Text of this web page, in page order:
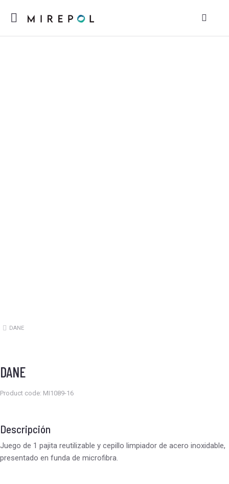
Estás aquí:
DANE
DANE
Product code: MI1089-16
Descripción
Juego de 1 pajita reutilizable y cepillo limpiador de acero inoxidable,
presentado en funda de microfibra.